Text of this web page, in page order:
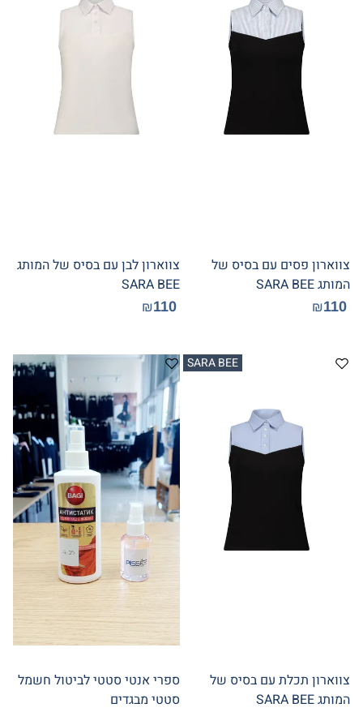
צווארון פסים עם בסיס של
המותג SARA BEE
₪110
צווארון לבן עם בסיס של המותג
SARA BEE
₪110
SARA BEE
צווארון תכלת עם בסיס של
המותג SARA BEE
ספרי אנטי סטטי לביטול חשמל
סטטי מבגדים